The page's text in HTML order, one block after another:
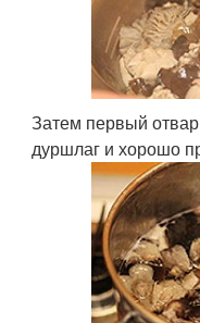
Затем первый отвар
дуршлаг и хорошо